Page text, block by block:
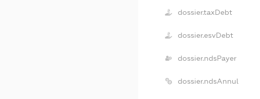
dossier.taxDebt
dossier.esvDebt
dossier.ndsPayer
dossier.ndsAnnul